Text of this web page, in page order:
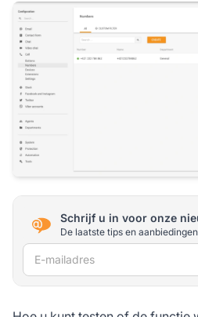
Schrijf u in voor onze
De laatste tips en
E-mailadres